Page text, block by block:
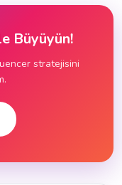
Büyüyün!
stratejisini